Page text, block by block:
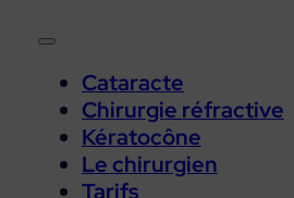
Cataracte
Chirurgie réfractive
Kératocône
Le chirurgien
Tarifs